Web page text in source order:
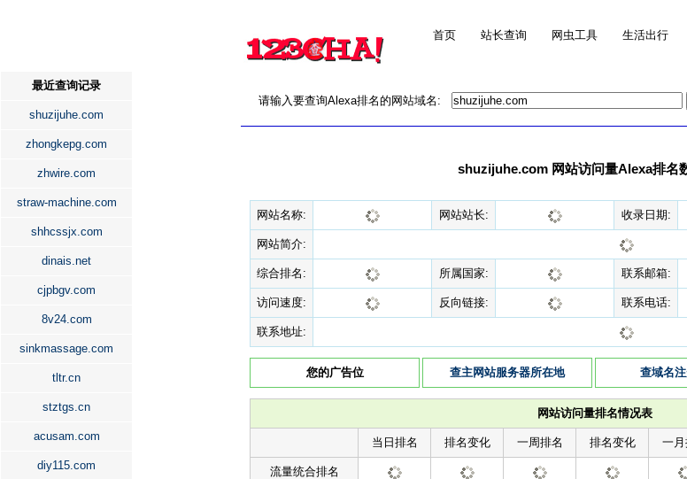
首页 站长查询 网虫工具 生活出行
最近查询记录
shuzijuhe.com
zhongkepg.com
zhwire.com
straw-machine.com
shhcssjx.com
dinais.net
cjpbgv.com
8v24.com
sinkmassage.com
tltr.cn
stztgs.cn
acusam.com
diy115.com
请输入要查询Alexa排名的网站域名:
shuzijuhe.com 网站访问量Alexa排名
网站名称: 网站站长: 收录日期:
网站简介:
综合排名: 所属国家: 联系邮箱:
访问速度: 反向链接: 联系电话:
联系地址:
您的广告位 查主网站服务器所在地 查域名
网站访问量排名情况表
当日排名 排名变化 一周排名 排名变化 一月
流量统合排名